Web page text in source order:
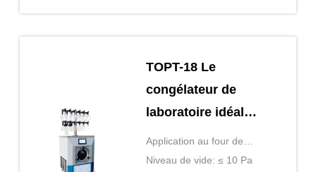
TOPT-18 Le
congélateur de
laboratoire idéal
pour la conservation
à long terme
Application au four de
séchage: Sèche-linge
Niveau de vide: ≤ 10 Pa